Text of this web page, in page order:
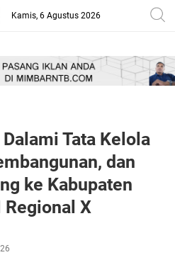
Kamis, 6 Agustus 2026
Tata Kelola
dan
ke Kabupaten
Regional X